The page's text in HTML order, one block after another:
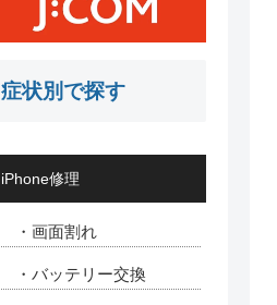
症状別で探す
iPhone修理
・画面割れ
・バッテリー交換